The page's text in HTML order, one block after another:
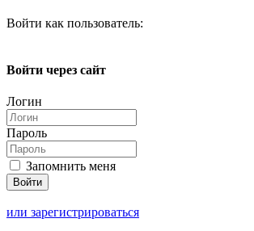
Войти как пользователь:
Войти через сайт
Логин
Пароль
Запомнить меня
или зарегистрироваться